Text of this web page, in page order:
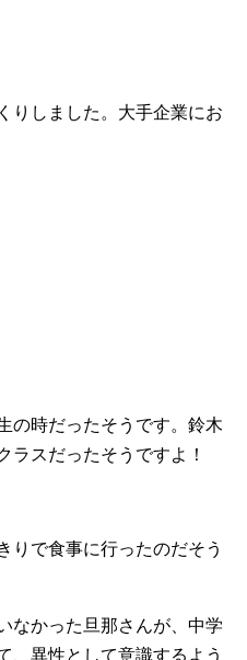
りしました。大手企業にお
の時だったそうです。鈴木
ラスだったそうですよ！
りで食事に行ったのだそう
なかった旦那さんが、中学
、異性として意識するよう